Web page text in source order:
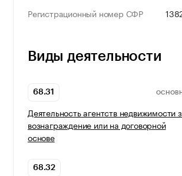
Регистрационный номер СФР
Виды деятельности
68.31
Деятельность агентств недвижимости
вознаграждение или на договорной
основе
68.32